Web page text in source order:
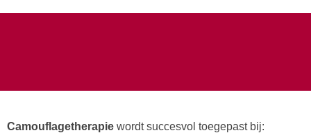
Camouflagetherapie wordt succesvol toegepast bij: